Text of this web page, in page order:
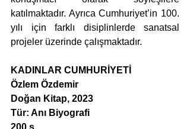
katılmaktadır. Ayrıca Cumhuriyet’in 100.
yılı için farklı disiplinlerde sanatsal
projeler üzerinde çalışmaktadır.
KADINLAR CUMHURİYETİ
Özlem Özdemir
Doğan Kitap, 2023
Tür: Anı Biyografi
200 s.